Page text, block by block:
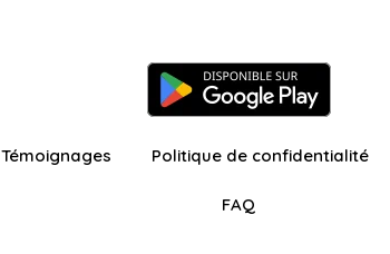
Témoignages Politique de confidentialité
FAQ